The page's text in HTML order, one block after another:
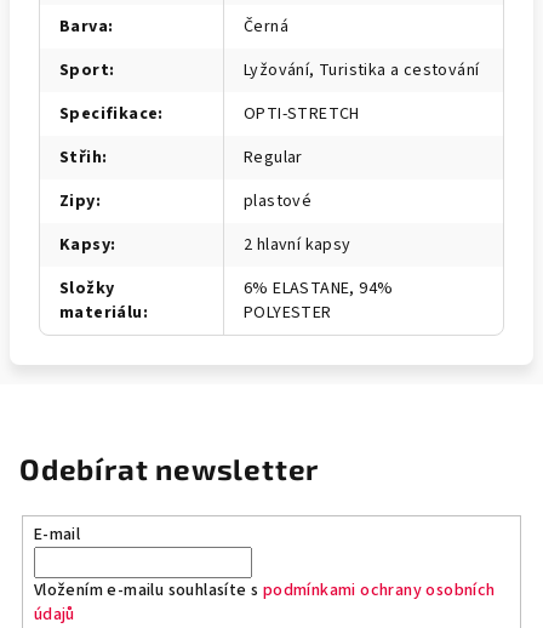
Barva:
Černá
Sport:
Lyžování, Turistika a cestování
Specifikace:
OPTI-STRETCH
Střih:
Regular
Zipy:
plastové
Kapsy:
2 hlavní kapsy
Složky
materiálu:
6% ELASTANE, 94%
POLYESTER
Odebírat newsletter
E-mail
Vložením e-mailu souhlasíte s podmínkami ochrany osobních
údajů